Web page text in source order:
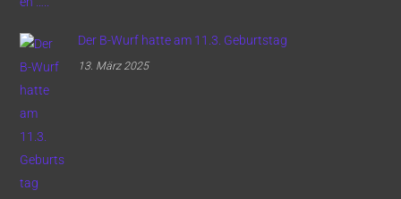
Der B-Wurf hatte am 11.3. Geburtstag
13. März 2025